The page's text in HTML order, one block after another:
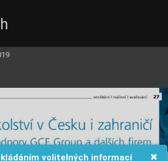
volitelných informací